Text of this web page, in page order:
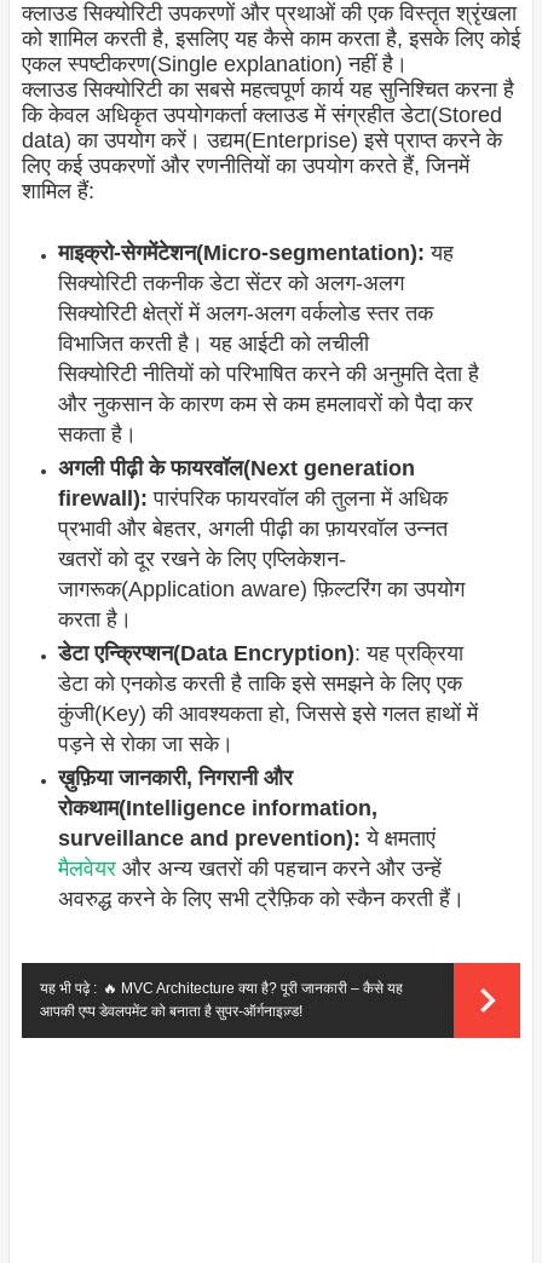
क्लाउडसिक्योरिटीउपकरणों और प्रथाओं की एक विस्तृत श्रृंखला
को शामिल करती है, इसलिए यह कैसे काम करता है, इसके लिए कोई
एकल स्पष्टीकरण(Single explanation) नहीं है।
क्लाउडसिक्योरिटीका सबसे महत्वपूर्ण कार्य यह सुनिश्चित करना है
कि केवल अधिकृत उपयोगकर्ता क्लाउड में संग्रहीत डेटा(Stored
data) का उपयोग करें। उद्यम(Enterprise) इसे प्राप्त करने के
लिए कई उपकरणों और रणनीतियों का उपयोग करते हैं, जिनमें
शामिल हैं:
माइक्रो-सेगमेंटेशन(Micro-segmentation): यह
सिक्योरिटी तकनीक डेटा सेंटर को अलग-अलग
सिक्योरिटी क्षेत्रों में अलग-अलग वर्कलोड स्तर तक
विभाजित करती है। यह आईटी को लचीली
सिक्योरिटी नीतियों को परिभाषित करने की अनुमति देता है
और नुकसान के कारण कम से कम हमलावरों को पैदा कर
सकता है।
अगली पीढ़ी के फायरवॉल(Next generation
firewall): पारंपरिक फायरवॉल की तुलना में अधिक
प्रभावी और बेहतर, अगली पीढ़ी का फ़ायरवॉल उन्नत
खतरों को दूर रखने के लिए एप्लिकेशन-
जागरूक(Application aware) फ़िल्टरिंग का उपयोग
करता है।
डेटा एन्क्रिप्शन(Data Encryption): यह प्रक्रिया
डेटा को एनकोड करती है ताकि इसे समझने के लिए एक
कुंजी(Key) की आवश्यकता हो, जिससे इसे गलत हाथों में
पड़ने से रोका जा सके।
ख़ुफ़िया जानकारी, निगरानी और
रोकथाम(Intelligence information,
surveillance and prevention): ये क्षमताएं
मैलवेयरऔर अन्य खतरों की पहचान करने और उन्हें
अवरुद्ध करने के लिए सभी ट्रैफ़िक को स्कैन करती हैं।
यह भी पढ़े : 🔥 MVC Architecture क्या है? पूरी जानकारी – कैसे यह
आपकी एप्प डेवलपमेंट को बनाता है सुपर‑ऑर्गनाइज़्ड!